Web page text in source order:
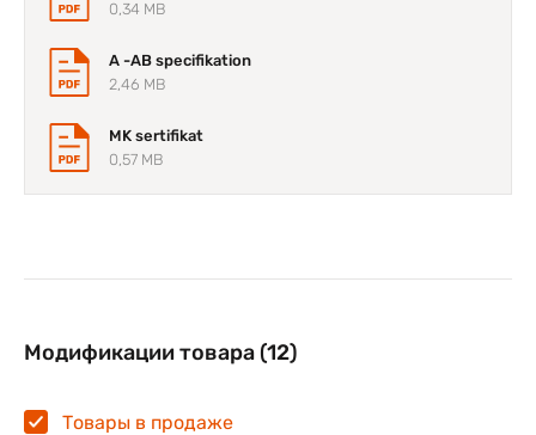
0,34 MB
A -AB specifikation
2,46 MB
MK sertifikat
0,57 MB
Модификации товара (12)
Товары в продаже